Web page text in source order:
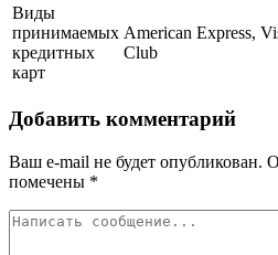
Виды
принимаемых
кредитных
карт
American Express,
Club
Добавить комментарий
Ваш e-mail не будет опубликован.
помечены *